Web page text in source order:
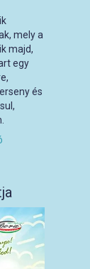
mely a
majd,
egy
és